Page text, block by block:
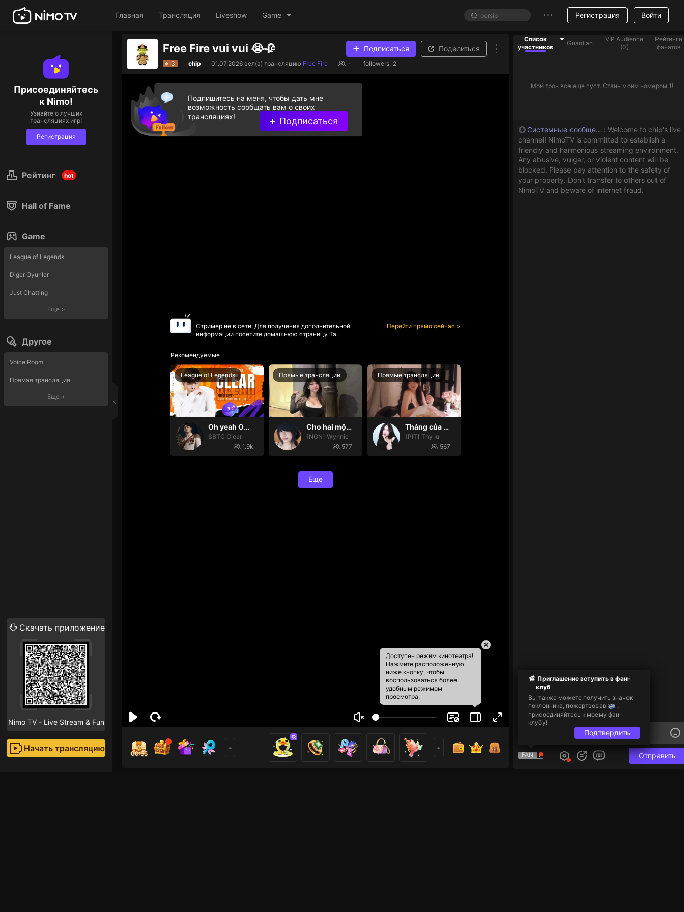
Главная Трансляция Liveshow Game Регистрация Войти
Присоединяйтесь
к Nimo!
Узнайте о лучших
трансляциях игр!
Регистрация
Рейтинг hot
Hall of Fame
Game
League of Legends
Diğer Oyunlar
Just Chatting
Еще>
Другое
Voice Room
Прямая трансляция
Еще>
Скачать приложение
Nimo TV - Live Stream & Fun
Начать трансляцию
Free Fire vui vui 😭🥀 Подписаться Поделиться
3 chip 01.07.2026 вел(а) трансляцию Free Fire - followers: 2
Доступен режим кинотеатра!
Нажмите расположенную
ниже кнопку, чтобы
воспользоваться более
удобным режимом
просмотра.
Стример не в сети. Для получения дополнительной
информации посетите домашнюю страницу Та.
Перейти прямо сейчас
Рекомендуемые
League of Legends
Oh yeah Oh yeah
SBTC Clear
1.9k
Прямые трансляции
Cho hai một cún
[NGN] Wynnie
577
Прямые трансляции
Tháng của em 💓
[PIT] Thy iu
567
Еще
00:55
Подпишитесь на меня, чтобы дать мне
возможность сообщать вам о своих
трансляциях!
Подписаться
Список
участников
Guardian
VIP Audience
(0)
Рейтинги
фанатов
Мой трон все еще пуст. Стань моим номером 1!
: Welcome to chip's live
channel! NimoTV is committed to establish a
friendly and harmonious streaming environment.
Any abusive, vulgar, or violent content will be
blocked. Please pay attention to the safety of
your property. Don't transfer to others out of
NimoTV and beware of internet fraud.
FAN Отправить
Приглашение вступить в фан-
клуб
Вы также можете получить значок
поклонника, пожертвовав
присоединяйтесь к моему фан-
клубу!
Подтвердить